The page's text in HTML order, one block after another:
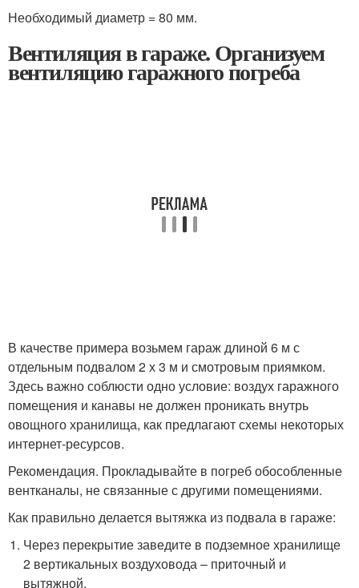
Необходимый диаметр = 80 мм.
Вентиляция в гараже. Организуем
вентиляцию гаражного погреба
В качестве примера возьмем гараж длиной 6 м с
отдельным подвалом 2 х 3 м и смотровым приямком.
Здесь важно соблюсти одно условие: воздух гаражного
помещения и канавы не должен проникать внутрь
овощного хранилища, как предлагают схемы некоторых
интернет-ресурсов.
Рекомендация. Прокладывайте в погреб обособленные
вентканалы, не связанные с другими помещениями.
Как правильно делается вытяжка из подвала в гараже:
Через перекрытие заведите в подземное хранилище
2 вертикальных воздуховода – приточный и
вытяжной.